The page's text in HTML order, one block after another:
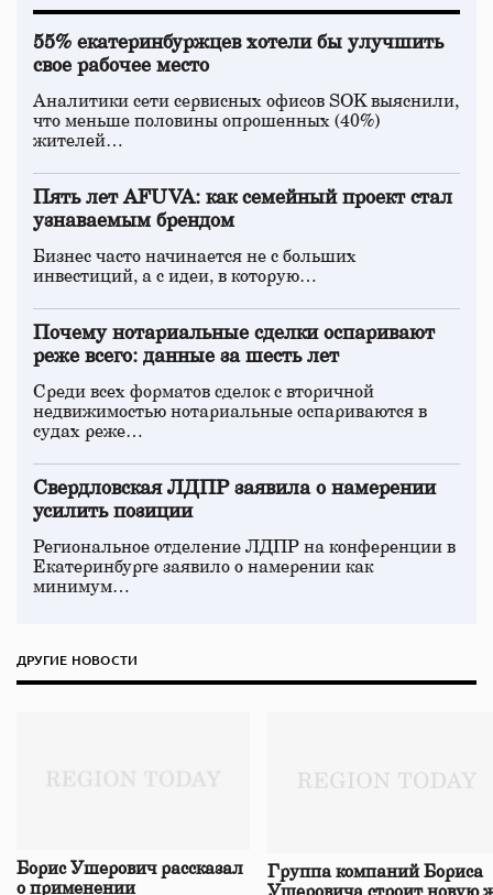
55% екатеринбуржцев хотели бы улучшить
свое рабочее место
Аналитики сети сервисных офисов SOK выяснили,
что меньше половины опрошенных (40%)
жителей…
Пять лет AFUVA: как семейный проект стал
узнаваемым брендом
Бизнес часто начинается не с больших
инвестиций, а с идеи, в которую…
Почему нотариальные сделки оспаривают
реже всего: данные за шесть лет
Среди всех форматов сделок с вторичной
недвижимостью нотариальные оспариваются в
судах реже…
Свердловская ЛДПР заявила о намерении
усилить позиции
Региональное отделение ЛДПР на конференции в
Екатеринбурге заявило о намерении как
минимум…
ДРУГИЕ НОВОСТИ
Борис Ушерович рассказал
о применении
Группа компаний Бориса